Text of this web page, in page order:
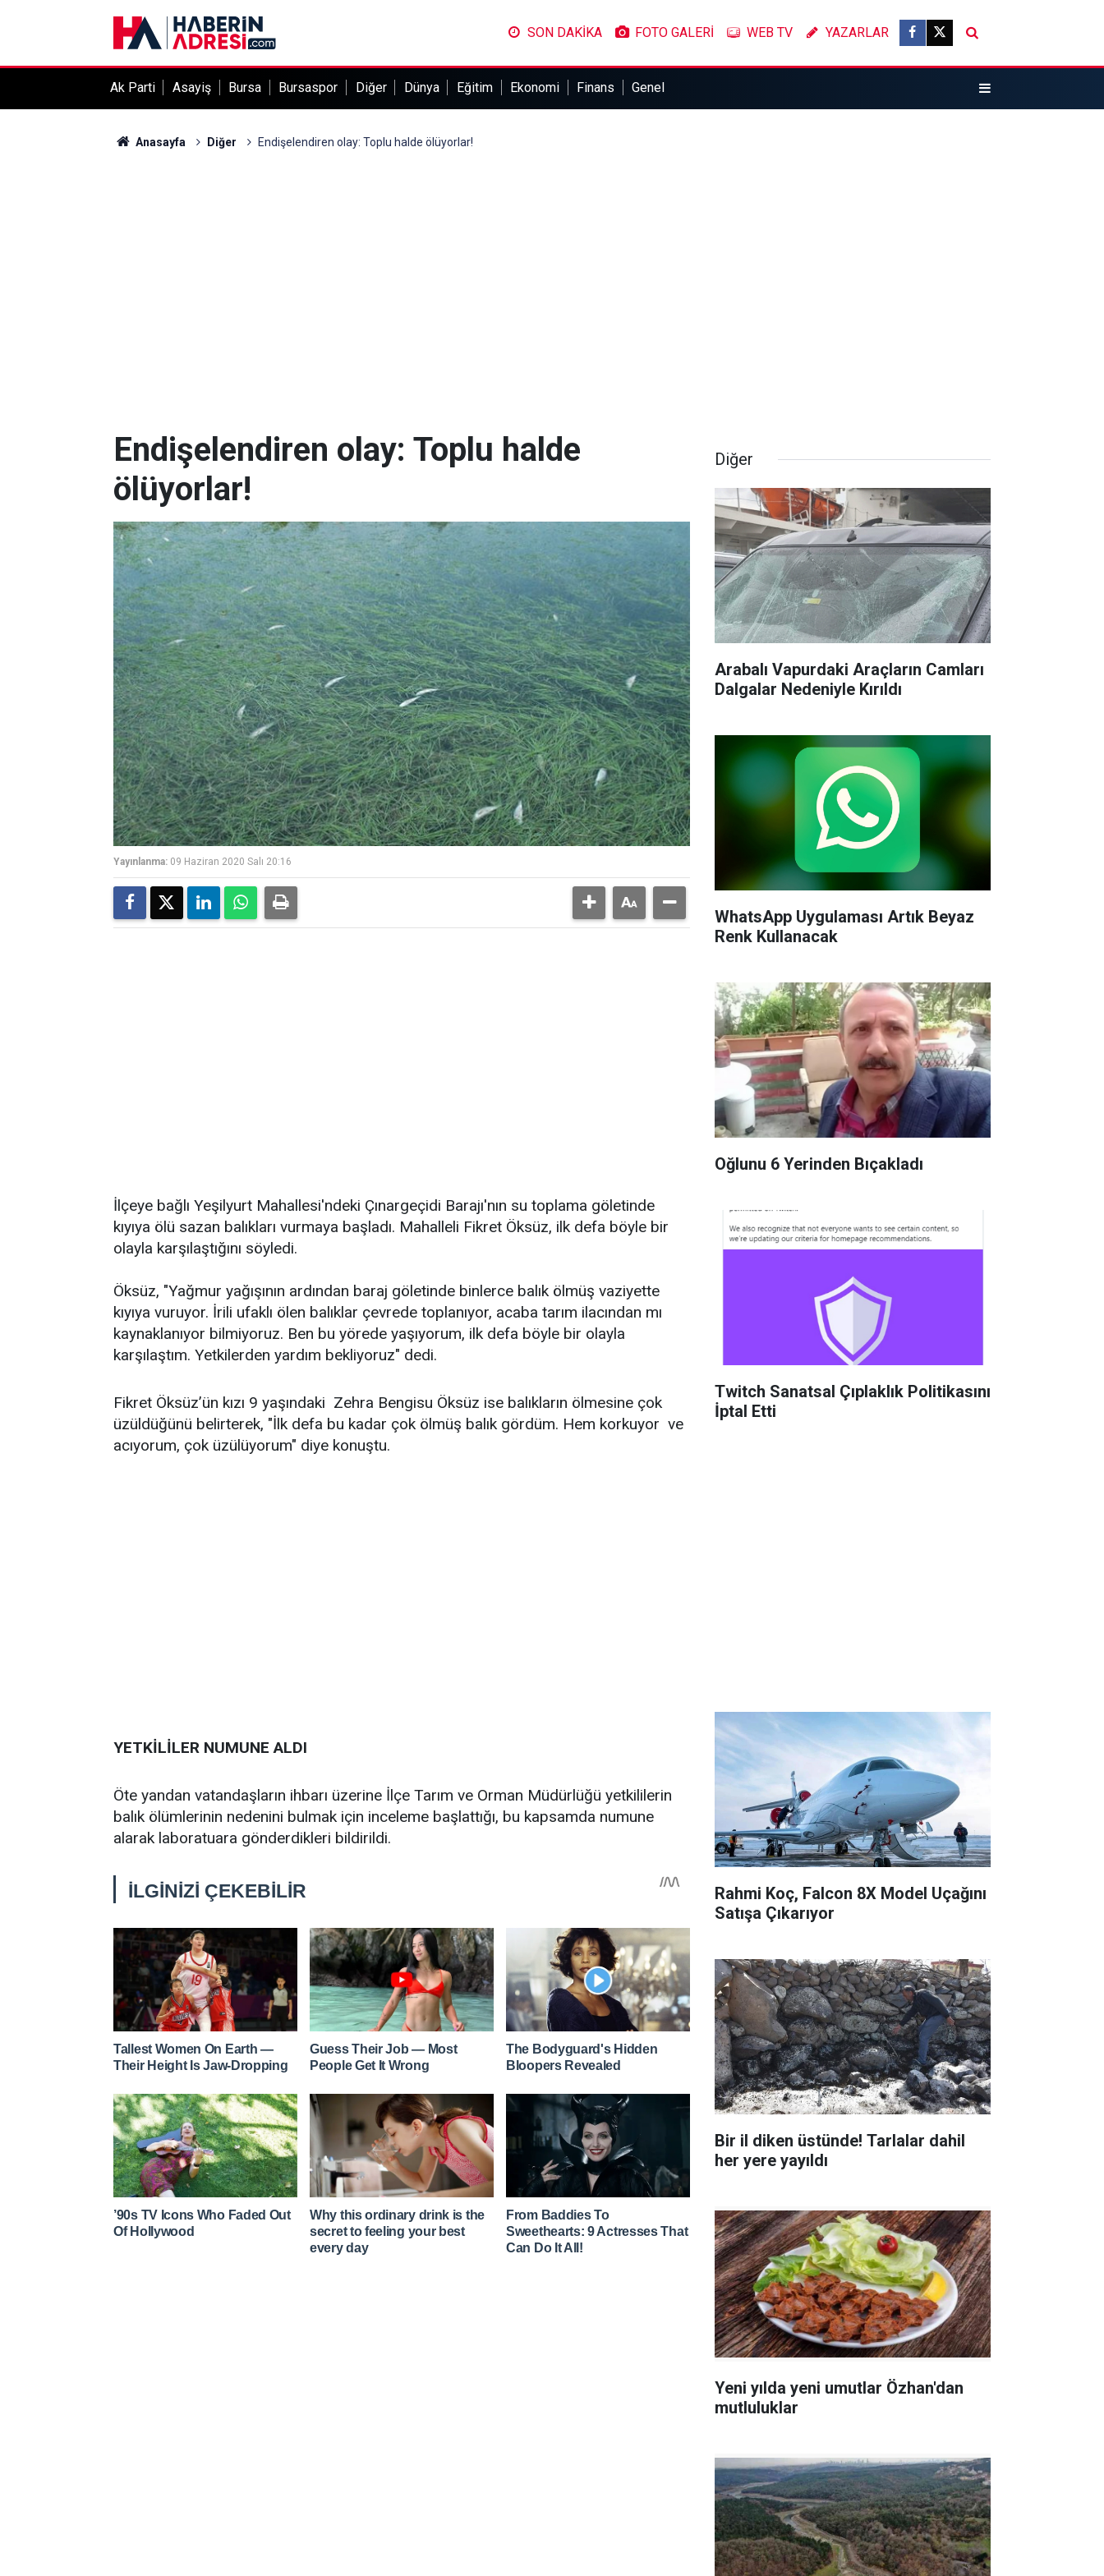
SON DAKİKA FOTO GALERİ WEB TV YAZARLAR
Ak Parti Asayiş Bursa Bursaspor Diğer Dünya Eğitim Ekonomi Finans Genel
Anasayfa Diğer Endişelendiren olay: Toplu halde ölüyorlar!
Endişelendiren olay: Toplu halde
ölüyorlar!
Yayınlanma: 09 Haziran 2020 Salı 20:16
İlçeye bağlı Yeşilyurt Mahallesi'ndeki Çınargeçidi Barajı'nın su toplama göletinde
kıyıya ölü sazan balıkları vurmaya başladı. Mahalleli Fikret Öksüz, ilk defa böyle bir
olayla karşılaştığını söyledi.
Öksüz, "Yağmur yağışının ardından baraj göletinde binlerce balık ölmüş vaziyette
kıyıya vuruyor. İrili ufaklı ölen balıklar çevrede toplanıyor, acaba tarım ilacından mı
kaynaklanıyor bilmiyoruz. Ben bu yörede yaşıyorum, ilk defa böyle bir olayla
karşılaştım. Yetkilerden yardım bekliyoruz" dedi.
Fikret Öksüz’ün kızı 9 yaşındaki Zehra Bengisu Öksüz ise balıkların ölmesine çok
üzüldüğünü belirterek, "İlk defa bu kadar çok ölmüş balık gördüm. Hem korkuyor ve
acıyorum, çok üzülüyorum" diye konuştu.
YETKİLİLER NUMUNE ALDI
Öte yandan vatandaşların ihbarı üzerine İlçe Tarım ve Orman Müdürlüğü yetkililerin
balık ölümlerinin nedenini bulmak için inceleme başlattığı, bu kapsamda numune
alarak laboratuara gönderdikleri bildirildi.
Diğer
Arabalı Vapurdaki Araçların Camları
Dalgalar Nedeniyle Kırıldı
WhatsApp Uygulaması Artık Beyaz
Renk Kullanacak
Oğlunu 6 Yerinden Bıçakladı
Twitch Sanatsal Çıplaklık Politikasını
İptal Etti
Rahmi Koç, Falcon 8X Model Uçağını
Satışa Çıkarıyor
Bir il diken üstünde! Tarlalar dahil
her yere yayıldı
Yeni yılda yeni umutlar Özhan'dan
mutluluklar